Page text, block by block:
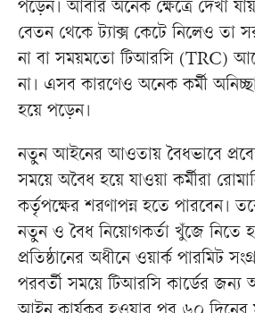
পড়েন। আবার অনেক ক্ষেত্রে দেখা
বেতন থেকে ট্যাক্স কেটে নিলেও তা
না বা সময়মতো টিআরসি (TRC)
না। এসব কারণেও অনেক কর্মী
হয়ে পড়েন।
নতুন আইনের আওতায় বৈধভাবে
সময়ে অবৈধ হয়ে যাওয়া কর্মীরা
কর্তৃপক্ষের শরণাপন্ন হতে পারবেন।
নতুন ও বৈধ নিয়োগকর্তা খুঁজে নিতে
প্রতিষ্ঠানের অধীনে ওয়ার্ক পারমিট
পরবর্তী সময়ে টিআরসি কার্ডের